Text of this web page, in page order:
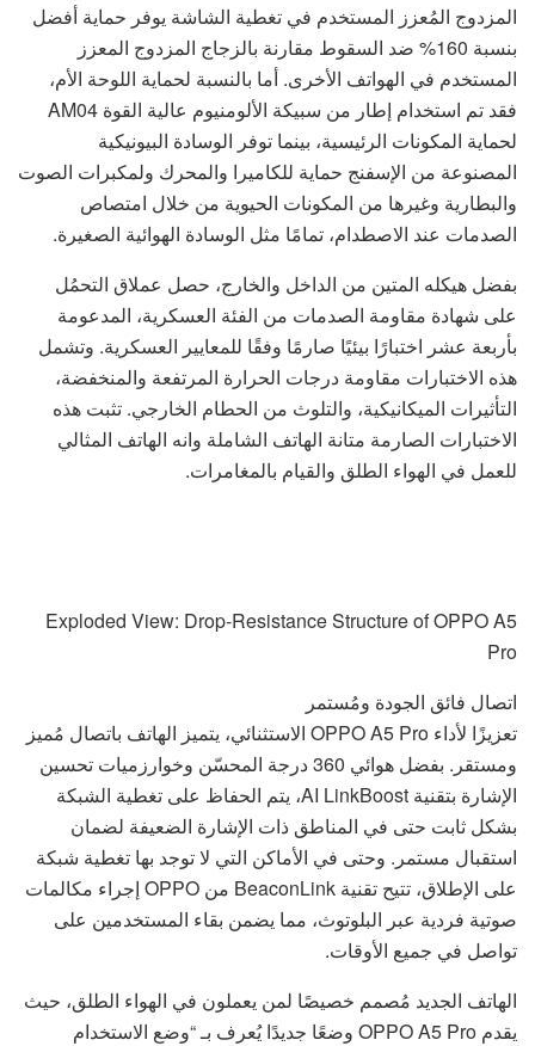
المزدوج المُعزز المستخدم في تغطية الشاشة يوفر حماية أفضل
بنسبة 160% ضد السقوط مقارنة بالزجاج المزدوج المعزز
المستخدم في الهواتف الأخرى. أما بالنسبة لحماية اللوحة الأم،
فقد تم استخدام إطار من سبيكة الألومنيوم عالية القوة AM04
لحماية المكونات الرئيسية، بينما توفر الوسادة البيونيكية
المصنوعة من الإسفنج حماية للكاميرا والمحرك ولمكبرات الصوت
والبطارية وغيرها من المكونات الحيوية من خلال امتصاص
الصدمات عند الاصطدام، تمامًا مثل الوسادة الهوائية الصغيرة.
بفضل هيكله المتين من الداخل والخارج، حصل عملاق التحمُل
على شهادة مقاومة الصدمات من الفئة العسكرية، المدعومة
بأربعة عشر اختبارًا بيئيًا صارمًا وفقًا للمعايير العسكرية. وتشمل
هذه الاختبارات مقاومة درجات الحرارة المرتفعة والمنخفضة،
التأثيرات الميكانيكية، والتلوث من الحطام الخارجي. تثبت هذه
الاختبارات الصارمة متانة الهاتف الشاملة وانه الهاتف المثالي
للعمل في الهواء الطلق والقيام بالمغامرات.
Exploded View: Drop-Resistance Structure of OPPO A5
Pro
اتصال فائق الجودة ومُستمر
تعزيزًا لأداء OPPO A5 Pro الاستثنائي، يتميز الهاتف باتصال مُميز
ومستقر. بفضل هوائي 360 درجة المحسّن وخوارزميات تحسين
الإشارة بتقنية AI LinkBoost، يتم الحفاظ على تغطية الشبكة
بشكل ثابت حتى في المناطق ذات الإشارة الضعيفة لضمان
استقبال مستمر. وحتى في الأماكن التي لا توجد بها تغطية شبكة
على الإطلاق، تتيح تقنية BeaconLink من OPPO إجراء مكالمات
صوتية فردية عبر البلوتوث، مما يضمن بقاء المستخدمين على
تواصل في جميع الأوقات.
الهاتف الجديد مُصمم خصيصًا لمن يعملون في الهواء الطلق، حيث
يقدم OPPO A5 Pro وضعًا جديدًا يُعرف بـ “وضع الاستخدام